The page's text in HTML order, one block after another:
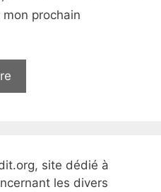
prochain
site dédié à
les divers